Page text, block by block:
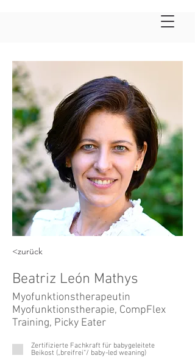
<zurück
Beatriz León Mathys
Myofunktionstherapeutin
Myofunktionstherapie, CompFlex
Training, Picky Eater
Zertifizierte Fachkraft für babygeleitete
Beikost („breifrei“/ baby-led weaning)